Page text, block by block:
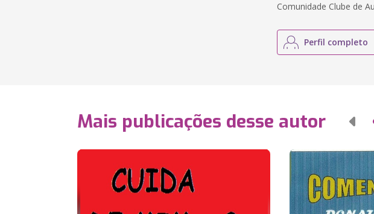
Comunidade Clube de
Perfil completo
Mais publicações desse autor